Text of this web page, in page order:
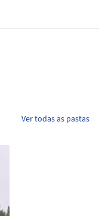
Ver todas as pastas